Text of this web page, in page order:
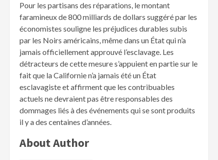
Pour les partisans des réparations, le montant
faramineux de 800 milliards de dollars suggéré par les
économistes souligne les préjudices durables subis
par les Noirs américains, même dans un État qui n’a
jamais officiellement approuvé l’esclavage. Les
détracteurs de cette mesure s’appuient en partie sur le
fait que la Californie n’a jamais été un État
esclavagiste et affirment que les contribuables
actuels ne devraient pas être responsables des
dommages liés à des événements qui se sont produits
il y a des centaines d’années.
About Author